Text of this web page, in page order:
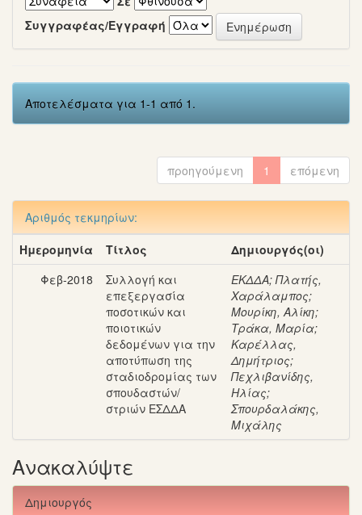
Συγγραφέας/Εγγραφή
Αποτελέσματα για 1-1 από 1.
προηγούμενη 1 επόμενη
Αριθμός τεκμηρίων:
Ημερομηνία
Τίτλος
Δημιουργός(οι)
Φεβ-2018
Συλλογή και
επεξεργασία
ποσοτικών και
ποιοτικών
δεδομένων για την
αποτύπωση της
σταδιοδρομίας των
σπουδαστών/
στριών ΕΣΔΔΑ
ΕΚΔΔΑ;Πλατής,
Χαράλαμπος;
Μουρίκη, Αλίκη;
Τράκα, Μαρία;
Καρέλλας,
Δημήτριος;
Πεχλιβανίδης,
Ηλίας;
Σπουρδαλάκης,
Μιχάλης
Ανακαλύψτε
Δημιουργός